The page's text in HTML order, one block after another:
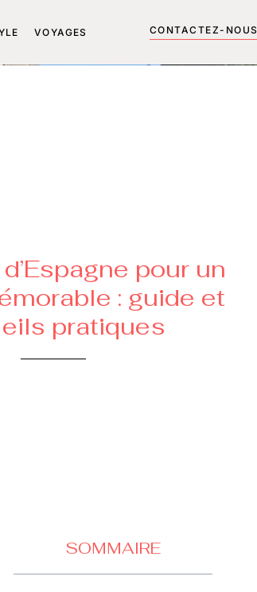
VOYAGES CONTACTEZ-NOUS
pour un
: guide et
pratiques
SOMMAIRE